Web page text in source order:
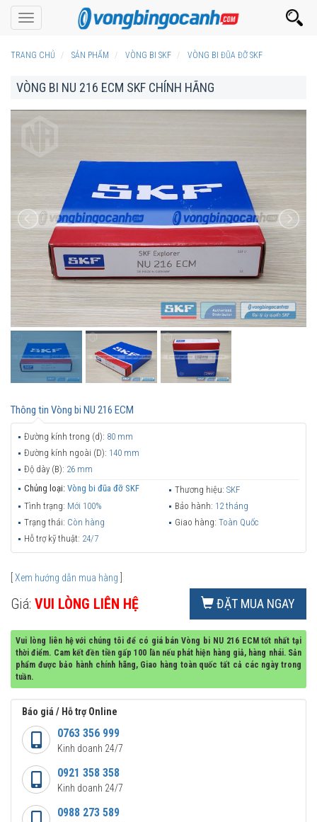
Toggle
navigation
TRANG CHỦ SẢN PHẨM VÒNG BI SKF VÒNG BI ĐŨA ĐỠ SKF
VÒNG BI NU 216 ECM SKF CHÍNH HÃNG
Thông tin Vòng bi NU 216 ECM
Đường kính trong (d): 80 mm
Đường kính ngoài (D): 140 mm
Độ dày (B): 26 mm
Chủng loại: Vòng bi đũa đỡ SKF Thương hiệu: SKF
Tình trạng: Mới 100% Bảo hành: 12 tháng
Trạng thái: Còn hàng Giao hàng: Toàn Quốc
Hỗ trợ kỹ thuật: 24/7
Xem hướng dẫn mua hàng
Giá: VUI LÒNG LIÊN HỆ ĐẶT MUA NGAY
Vui lòng liên hệ với chúng tôi để có giá bán Vòng bi NU 216 ECM tốt nhất tại
thời điểm. Cam kết đền tiền gấp 100 lần nếu phát hiện hàng giả, hàng nhái. Sản
phẩm được bảo hành chính hãng, Giao hàng toàn quốc tất cả các ngày trong
tuần.
Báo giá / Hỗ trợ Online
0763 356 999
Kinh doanh 24/7
0921 358 358
Kinh doanh 24/7
0988 273 589